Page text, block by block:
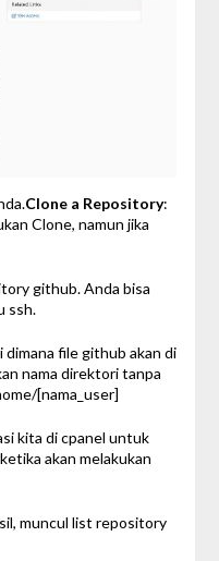
Clone a Repository:
Clone, namun jika
github. Anda bisa
ssh.
dimana file github akan di
nama direktori tanpa
[nama_user]
kita di cpanel untuk
akan melakukan
muncul list repository